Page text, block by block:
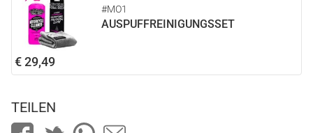
#MO1
AUSPUFFREINIGUNGSSET
€ 29,49
TEILEN